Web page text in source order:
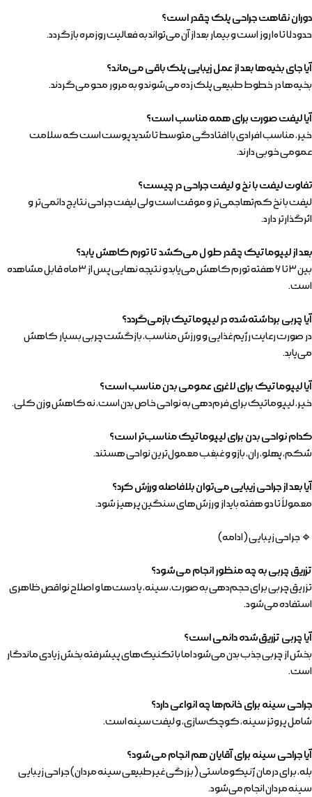
دوران نقاهت جراحی پلک چقدر است؟
حدود ۷ تا ۱۰ روز است و بیمار بعد از آن می‌تواند به فعالیت روزمره بازگردد.
آیا جای بخیه‌ها بعد از عمل زیبایی پلک باقی می‌ماند؟
بخیه‌ها در خطوط طبیعی پلک زده می‌شوند و به مرور محو می‌گردند.
آیا لیفت صورت برای همه مناسب است؟
خیر، مناسب افرادی با افتادگی متوسط تا شدید پوست است که سلامت
عمومی خوبی دارند.
تفاوت لیفت با نخ و لیفت جراحی در چیست؟
لیفت با نخ کم‌تهاجمی‌تر و موقت است ولی لیفت جراحی نتایج دائمی‌تر و
اثرگذارتر دارد.
بعد از لیپوماتیک چقدر طول می‌کشد تا تورم کاهش یابد؟
بین ۳ تا ۶ هفته تورم کاهش می‌یابد و نتیجه نهایی پس از ۳ ماه قابل مشاهده
است.
آیا چربی برداشته‌شده در لیپوماتیک بازمی‌گردد؟
در صورت رعایت رژیم غذایی و ورزش مناسب، بازگشت چربی بسیار کاهش
می‌یابد.
آیا لیپوماتیک برای لاغری عمومی بدن مناسب است؟
خیر، لیپوماتیک برای فرم‌دهی به نواحی خاص بدن است، نه کاهش وزن کلی.
کدام نواحی بدن برای لیپوماتیک مناسب‌تر است؟
شکم، پهلو، ران، بازو و غبغب معمول‌ترین نواحی هستند.
آیا بعد از جراحی زیبایی می‌توان بلافاصله ورزش کرد؟
معمولاً تا دو هفته باید از ورزش‌های سنگین پرهیز شود.
🔹 جراحی زیبایی (ادامه)
تزریق چربی به چه منظور انجام می‌شود؟
تزریق چربی برای حجم‌دهی به صورت، سینه، یا دست‌ها و اصلاح نواقص ظاهری
استفاده می‌شود.
آیا چربی تزریق‌شده دائمی است؟
بخش از چربی جذب بدن می‌شود اما با تکنیک‌های پیشرفته بخش زیادی ماندگار
است.
جراحی سینه برای خانم‌ها چه انواعی دارد؟
شامل پروتز سینه، کوچک‌سازی، و لیفت سینه است.
آیا جراحی سینه برای آقایان هم انجام می‌شود؟
بله، برای درمان ژنیکوماستی (بزرگی غیرطبیعی سینه مردان) جراحی زیبایی
سینه مردان انجام می‌شود.